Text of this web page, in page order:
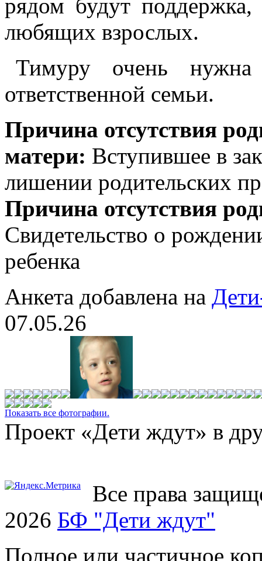
рядом будут
любящих взрослых.
Тимуру очень
ответственной семьи.
Причина отсутствия
матери: Вступившее в
лишении родительских
Причина отсутствия
Свидетельство о
ребенка
Анкета добавлена на
07.05.26
Показать все фотографии.
Проект «Дети ждут» в
Все права
2026 БФ "Дети ждут"
Полное или частичное